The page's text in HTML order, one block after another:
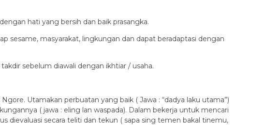
hati yang bersih dan baik prasangka.
sesame, masyarakat, lingkungan dan dapat beradaptasi dengan
sebelum diawali dengan ikhtiar / usaha.
Utamakan perbuatan yang baik ( Jawa : “dadya laku utama”)
( jawa : eling lan waspada). Dalam bekerja untuk mencari
dievaluasi secara teliti dan tekun ( sapa sing temen bakal tinemu,